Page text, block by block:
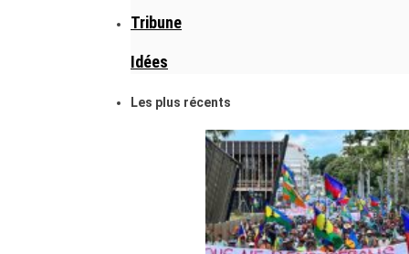
Tribune
Idées
Les plus récents